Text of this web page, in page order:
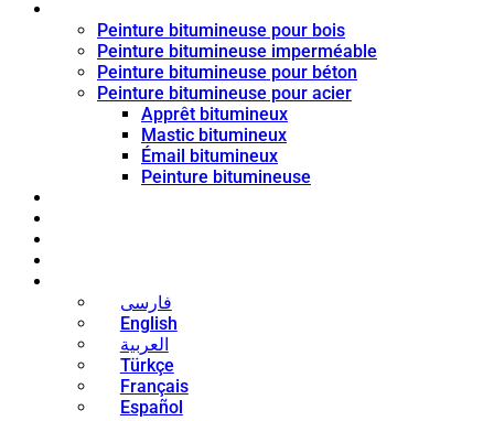
Peinture bitumineuse pour bois
Peinture bitumineuse imperméable
Peinture bitumineuse pour béton
Peinture bitumineuse pour acier
Apprêt bitumineux
Mastic bitumineux
Émail bitumineux
Peinture bitumineuse
فارسی
English
العربية
Türkçe
Français
Español